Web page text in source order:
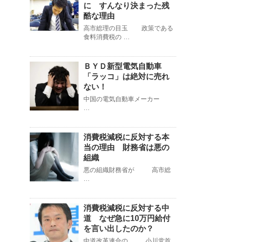
に すんなり決まった残
酷な理由
高市総理の目玉 政策である
食料消費税の …
ＢＹＤ新型電気自動車
「ラッコ」は絶対に売れ
ない！
中国の電気自動車メーカー
…
消費税減税に反対する本
当の理由 財務省は悪の
組織
悪の組織財務省が 高市総
…
消費税減税に反対する中
道 なぜ急に10万円給付
を言い出したのか？